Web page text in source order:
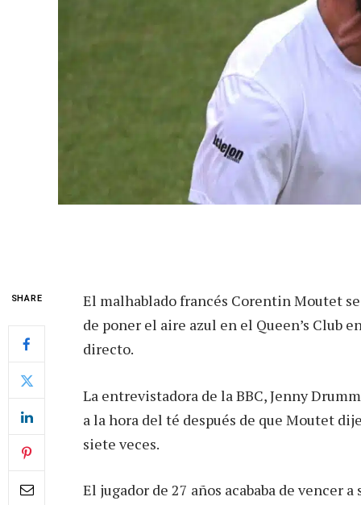
SHARE
El malhablado francés Corentin Moutet
de poner el aire azul en el Queen’s Club
directo.
La entrevistadora de la BBC, Jenny
a la hora del té después de que Moutet
siete veces.
El jugador de 27 años acababa de vencer